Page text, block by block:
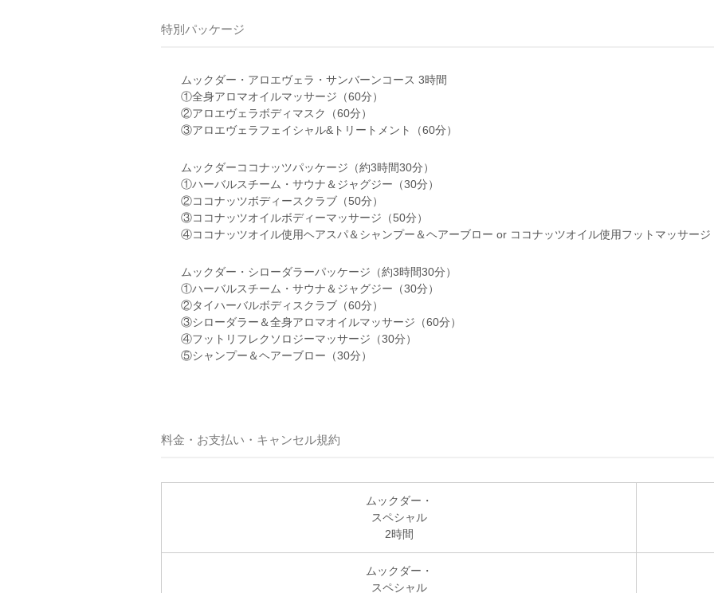
特別パッケージ
ムックダー・アロエヴェラ・サンバーンコース 3時間
①全身アロマオイルマッサージ（60分）
②アロエヴェラボディマスク（60分）
③アロエヴェラフェイシャル&トリートメント（60分）
ムックダーココナッツパッケージ（約3時間30分）
①ハーバルスチーム・サウナ＆ジャグジー（30分）
②ココナッツボディースクラブ（50分）
③ココナッツオイルボディーマッサージ（50分）
④ココナッツオイル使用ヘアスパ＆シャンプー＆ヘアーブロー or ココナッツオイル使用フットマッサージ
ムックダー・シローダラーパッケージ（約3時間30分）
①ハーバルスチーム・サウナ＆ジャグジー（30分）
②タイハーバルボディスクラブ（60分）
③シローダラー＆全身アロマオイルマッサージ（60分）
④フットリフレクソロジーマッサージ（30分）
⑤シャンプー＆ヘアーブロー（30分）
料金・お支払い・キャンセル規約
ムックダー・
スペシャル
2時間
ムックダー・
スペシャル